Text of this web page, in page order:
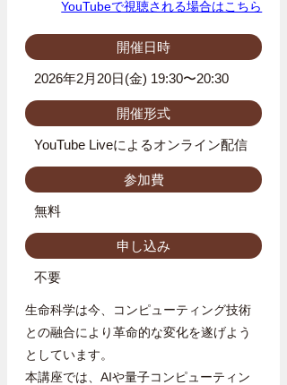
YouTubeで視聴される場合はこちら
開催日時
2026年2月20日(金) 19:30〜20:30
開催形式
YouTube Liveによるオンライン配信
参加費
無料
申し込み
不要
生命科学は今、コンピューティング技術
との融合により革命的な変化を遂げよう
としています。
本講座では、AIや量子コンピューティン